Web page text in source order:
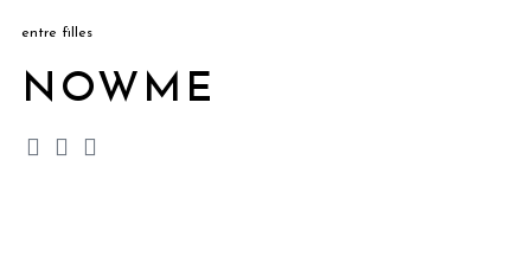
entre filles
NOWME